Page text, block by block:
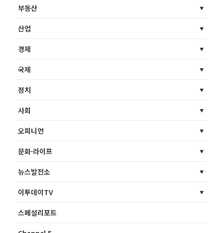
부동산
산업
경제
국제
정치
사회
오피니언
문화·라이프
뉴스발전소
이투데이TV
스페셜리포트